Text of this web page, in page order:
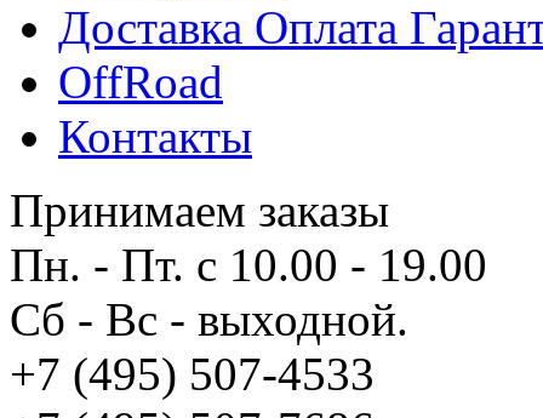
Доставка Оплата
OffRoad
Контакты
Принимаем заказы
Пн. - Пт. с 10.00 - 19.00
Сб - Вс - выходной.
+7 (495) 507-4533